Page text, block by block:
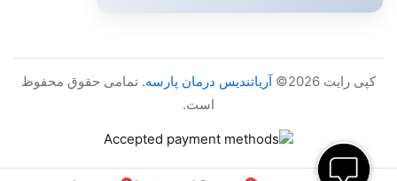
کپی رایت 2026© آریاتندیس درمان پارسه. تمامی حقوق محفوظ
است.